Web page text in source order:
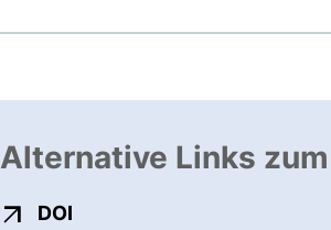
Alternative Links
DOI